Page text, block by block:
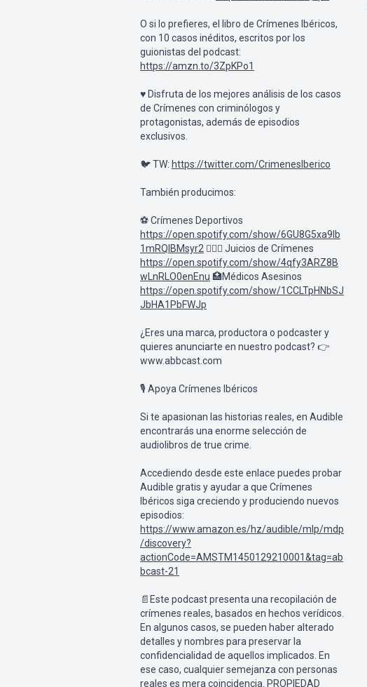
O si lo prefieres, el libro de Crímenes Ibéricos,
con 10 casos inéditos, escritos por los
guionistas del podcast:
https://amzn.to/3ZpKPo1
♥️ Disfruta de los mejores análisis de los casos
de Crímenes con criminólogos y
protagonistas, además de episodios
exclusivos.
🐦 TW: https://twitter.com/CrimenesIberico
También producimos:
⚽ Crímenes Deportivos
https://open.spotify.com/show/6GU8G5xa9lb
1mRQlBMsyr2 👩🏼‍⚖️ Juicios de Crímenes
https://open.spotify.com/show/4qfy3ARZ8B
wLnRLO0enEnu 🏥Médicos Asesinos
https://open.spotify.com/show/1CCLTpHNbSJ
JbHA1PbFWJp
¿Eres una marca, productora o podcaster y
quieres anunciarte en nuestro podcast? 👉
www.abbcast.com
🎙 Apoya Crímenes Ibéricos
Si te apasionan las historias reales, en Audible
encontrarás una enorme selección de
audiolibros de true crime.
Accediendo desde este enlace puedes probar
Audible gratis y ayudar a que Crímenes
Ibéricos siga creciendo y produciendo nuevos
episodios:
https://www.amazon.es/hz/audible/mlp/mdp
/discovery?
actionCode=AMSTM1450129210001&tag=ab
bcast-21
📄Este podcast presenta una recopilación de
crímenes reales, basados en hechos verídicos.
En algunos casos, se pueden haber alterado
detalles y nombres para preservar la
confidencialidad de aquellos implicados. En
ese caso, cualquier semejanza con personas
reales es mera coincidencia. PROPIEDAD